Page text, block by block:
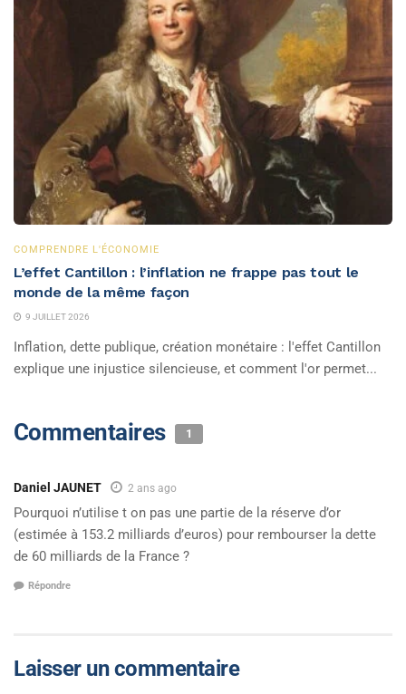
COMPRENDRE L'ÉCONOMIE
L’effet Cantillon : l’inflation ne frappe pas tout le
monde de la même façon
9 JUILLET 2026
Inflation, dette publique, création monétaire : l'effet Cantillon
explique une injustice silencieuse, et comment l'or permet...
Commentaires 1
Daniel JAUNET 2 ans ago
Pourquoi n’utilise t on pas une partie de la réserve d’or
(estimée à 153.2 milliards d’euros) pour rembourser la dette
de 60 milliards de la France ?
Répondre
Laisser un commentaire